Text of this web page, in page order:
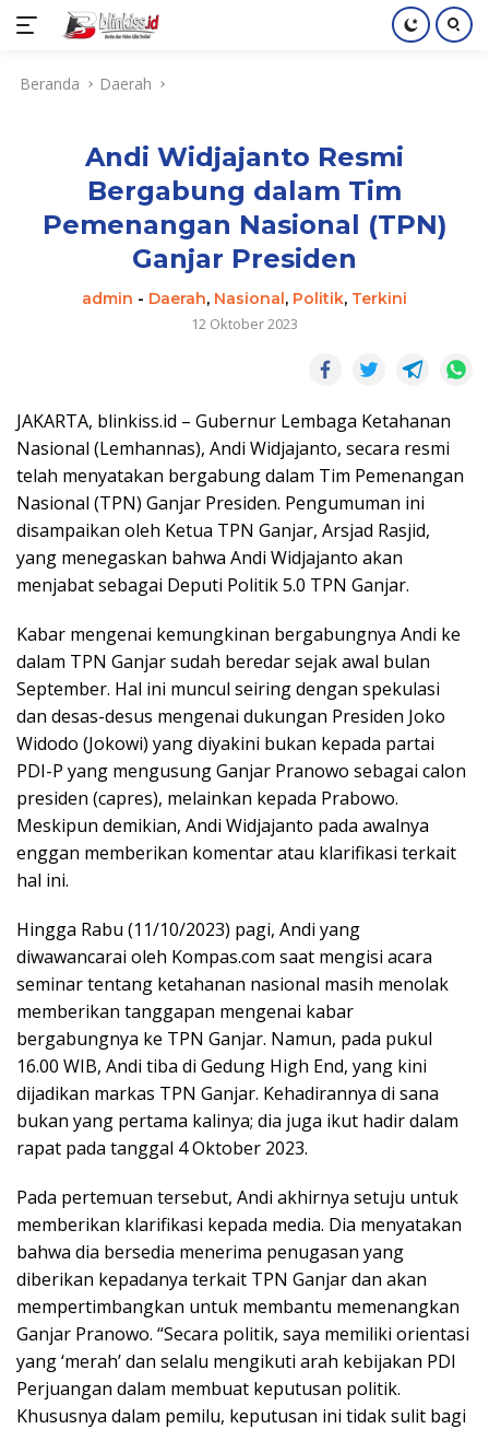
Beranda Daerah
Andi Widjajanto Resmi
Bergabung dalam Tim
Pemenangan Nasional (TPN)
Ganjar Presiden
admin - Daerah, Nasional, Politik, Terkini
12 Oktober 2023
JAKARTA, blinkiss.id – Gubernur Lembaga Ketahanan
Nasional (Lemhannas), Andi Widjajanto, secara resmi
telah menyatakan bergabung dalam Tim Pemenangan
Nasional (TPN) Ganjar Presiden. Pengumuman ini
disampaikan oleh Ketua TPN Ganjar, Arsjad Rasjid,
yang menegaskan bahwa Andi Widjajanto akan
menjabat sebagai Deputi Politik 5.0 TPN Ganjar.
Kabar mengenai kemungkinan bergabungnya Andi ke
dalam TPN Ganjar sudah beredar sejak awal bulan
September. Hal ini muncul seiring dengan spekulasi
dan desas-desus mengenai dukungan Presiden Joko
Widodo (Jokowi) yang diyakini bukan kepada partai
PDI-P yang mengusung Ganjar Pranowo sebagai calon
presiden (capres), melainkan kepada Prabowo.
Meskipun demikian, Andi Widjajanto pada awalnya
enggan memberikan komentar atau klarifikasi terkait
hal ini.
Hingga Rabu (11/10/2023) pagi, Andi yang
diwawancarai oleh Kompas.com saat mengisi acara
seminar tentang ketahanan nasional masih menolak
memberikan tanggapan mengenai kabar
bergabungnya ke TPN Ganjar. Namun, pada pukul
16.00 WIB, Andi tiba di Gedung High End, yang kini
dijadikan markas TPN Ganjar. Kehadirannya di sana
bukan yang pertama kalinya; dia juga ikut hadir dalam
rapat pada tanggal 4 Oktober 2023.
Pada pertemuan tersebut, Andi akhirnya setuju untuk
memberikan klarifikasi kepada media. Dia menyatakan
bahwa dia bersedia menerima penugasan yang
diberikan kepadanya terkait TPN Ganjar dan akan
mempertimbangkan untuk membantu memenangkan
Ganjar Pranowo. “Secara politik, saya memiliki orientasi
yang ‘merah’ dan selalu mengikuti arah kebijakan PDI
Perjuangan dalam membuat keputusan politik.
Khususnya dalam pemilu, keputusan ini tidak sulit bagi